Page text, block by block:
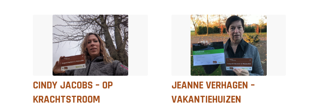
CINDY JACOBS – OP
KRACHTSTROOM
JEANNE VERHAGEN –
VAKANTIEHUIZEN